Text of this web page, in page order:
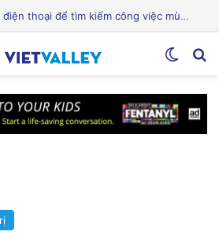
Chuyên Gia Dinh Dưỡng: Hỗ Trợ Bạn Ăn Uống Lành Mạnh, Thay Đổi Lối Sống và Quản Lý Bệnh Tật